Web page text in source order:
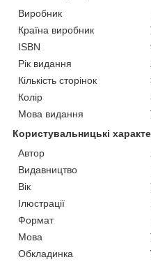
Виробник
Країна виробник
ISBN
Рік видання
Кількість сторінок
Колір
Мова видання
Користувальницькі
Автор
Видавництво
Вік
Ілюстрації
Формат
Мова
Обкладинка